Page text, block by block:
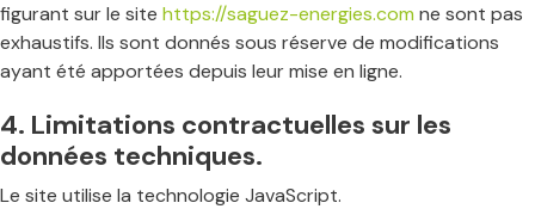
figurant sur le site https://saguez-energies.com ne sont pas
exhaustifs. Ils sont donnés sous réserve de modifications
ayant été apportées depuis leur mise en ligne.
4. Limitations contractuelles sur les
données techniques.
Le site utilise la technologie JavaScript.